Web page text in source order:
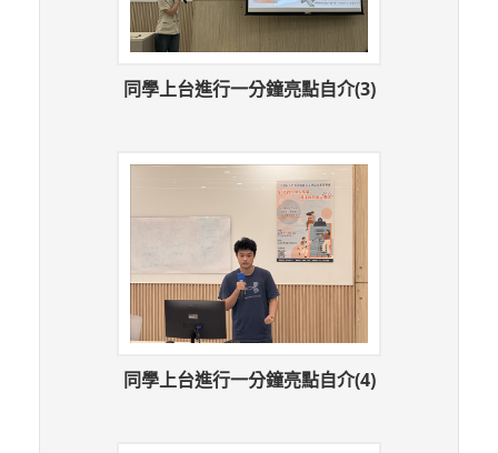
同學上台進行一分鐘亮點自介(3)
同學上台進行一分鐘亮點自介(4)